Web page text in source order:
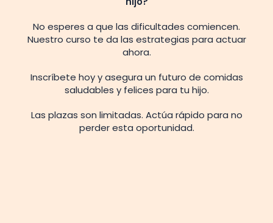
No esperes a que las dificultades comiencen.
Nuestro curso te da las estrategias para actuar
ahora.
Inscríbete hoy y asegura un futuro de comidas
saludables y felices para tu hijo.
Las plazas son limitadas. Actúa rápido para no
perder esta oportunidad.